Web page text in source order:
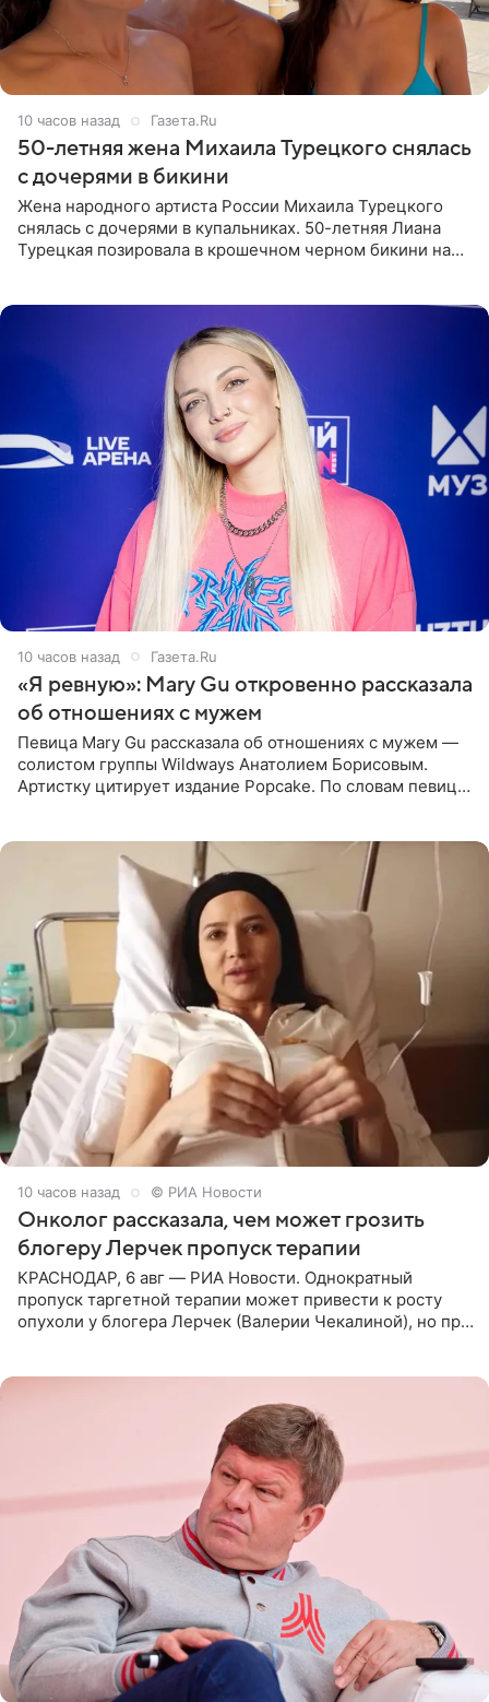
10 часов назад Газета.Ru
50-летняя жена Михаила Турецкого снялась
с дочерями в бикини
Жена народного артиста России Михаила Турецкого
снялась с дочерями в купальниках. 50-летняя Лиана
Турецкая позировала в крошечном черном бикини на
10 часов назад Газета.Ru
«Я ревную»: Mary Gu откровенно рассказала
об отношениях с мужем
Певица Mary Gu рассказала об отношениях с мужем —
солистом группы Wildways Анатолием Борисовым.
Артистку цитирует издание Popcake. По словам певицы,
10 часов назад © РИА Новости
Онколог рассказала, чем может грозить
блогеру Лерчек пропуск терапии
КРАСНОДАР, 6 авг — РИА Новости. Однократный
пропуск таргетной терапии может привести к росту
опухоли у блогера Лерчек (Валерии Чекалиной), но при